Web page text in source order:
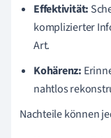
Effektivität:
komplizierter
Art.
Kohärenz:
nahtlos
Nachteile können